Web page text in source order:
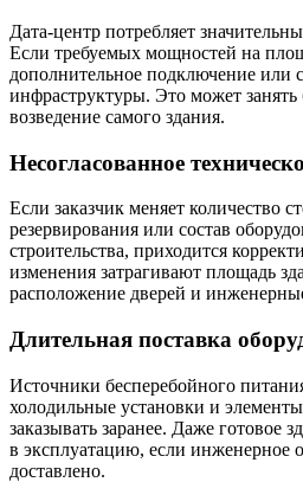
Дата-центр потребляет
Если требуемых мощностей на
дополнительное подключение или
инфраструктуры. Это может
возведение самого здания.
Несогласованное
Если заказчик меняет количество
резервирования или состав
строительства, приходится
изменения затрагивают площадь
расположение дверей и
Длительная поставка
Источники бесперебойного
холодильные установки и
заказывать заранее. Даже готовое
в эксплуатацию, если инженерное
доставлено.